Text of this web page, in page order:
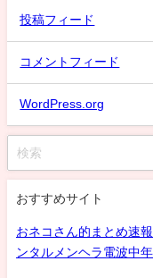
投稿フィード
コメントフィード
WordPress.org
おすすめサイト
おネコさん的まとめ速
ンタルメンヘラ電波中